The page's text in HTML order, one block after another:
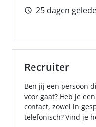
25 dagen
Recruiter
Ben jij een persoon
voor gaat? Heb je
contact, zowel in
telefonisch? Vind je